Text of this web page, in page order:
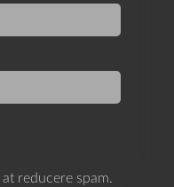
reducere spam.